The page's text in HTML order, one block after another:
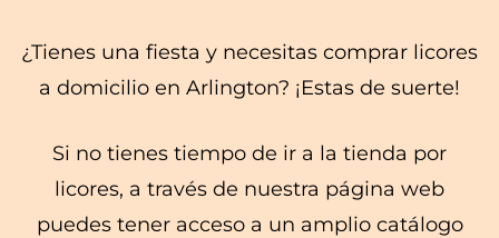
¿Tienes una fiesta y necesitas comprar licores
a domicilio en Arlington? ¡Estas de suerte!
Si no tienes tiempo de ir a la tienda por
licores, a través de nuestra página web
puedes tener acceso a un amplio catálogo